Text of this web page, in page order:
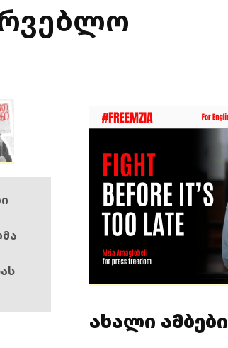
ახალი ამბები